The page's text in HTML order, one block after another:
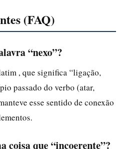
(FAQ)
“nexo”?
, que significa “ligação,
passado do verbo (atar,
esse sentido de conexão
coisa que “incoerente”?